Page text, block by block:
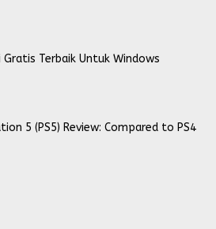
Gratis Terbaik Untuk Windows
5 (PS5) Review: Compared to PS4